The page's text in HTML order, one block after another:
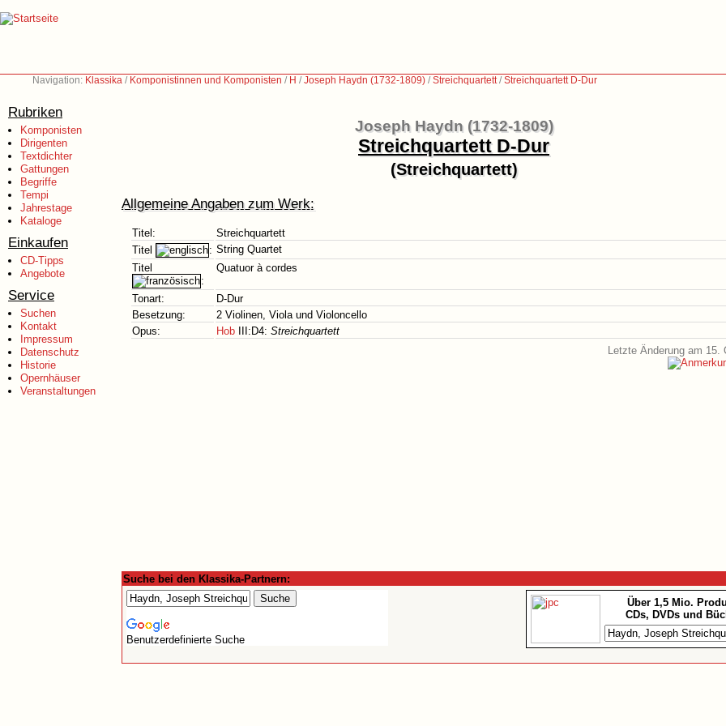
Navigation: Klassika / Komponistinnen und Komponisten / H /Joseph Haydn (1732-1809) /Streichquartett/Streichquartett D-Dur
Rubriken
Komponisten
Dirigenten
Textdichter
Gattungen
Begriffe
Tempi
Jahrestage
Kataloge
Einkaufen
CD-Tipps
Angebote
Service
Suchen
Kontakt
Impressum
Datenschutz
Historie
Opernhäuser
Veranstaltungen
Joseph Haydn (1732-1809)
Streichquartett D-Dur
(Streichquartett)
Allgemeine Angaben zum Werk:
Titel:
Streichquartett
Titel
: String Quartet
Titel
:
Quatuor à cordes
Tonart:
D-Dur
Besetzung:
2 Violinen, Viola und Violoncello
Opus:
Hob III:D4: Streichquartett
Letzte Änderung am 15.
Suche bei den Klassika-Partnern:
Benutzerdefinierte Suche
Über 1,5 Mio.
CDs, DVDs und